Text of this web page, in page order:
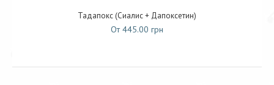
Тадапокс (Сиалис + Дапоксетин)
От 445.00 грн